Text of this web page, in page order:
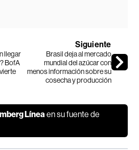
llegar
BofA
Siguiente
Brasil deja al mercado
mundial del azúcar con
menos información sobre su
cosecha y producción
Líneaen su fuente de